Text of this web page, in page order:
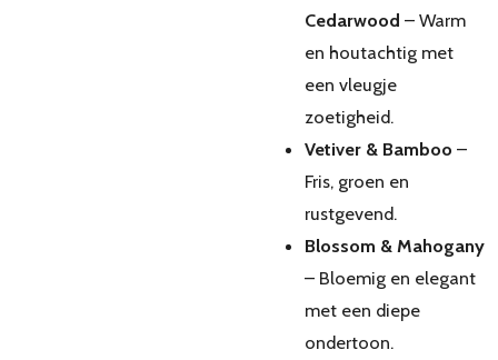
Cedarwood – Warm
en houtachtig met
een vleugje
zoetigheid.
Vetiver & Bamboo –
Fris, groen en
rustgevend.
Blossom & Mahogany
– Bloemig en elegant
met een diepe
ondertoon.